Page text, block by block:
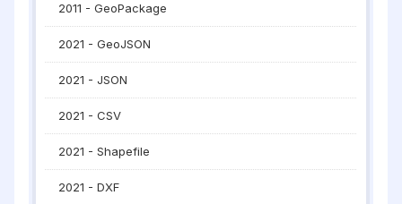
2011 - GeoPackage
2021 - GeoJSON
2021 - JSON
2021 - CSV
2021 - Shapefile
2021 - DXF